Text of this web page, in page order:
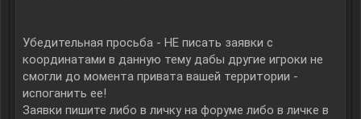
Убедительная просьба - НЕ писать заявки с
координатами в данную тему дабы другие игроки не
смогли до момента привата вашей территории -
испоганить ее!
Заявки пишите либо в личку на форуме либо в личке в